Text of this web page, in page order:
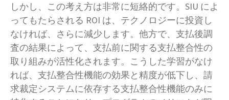
しかし、この考え方は非常に短絡的です。SIU によ
ってもたらされる ROI は、テクノロジーに投資し
なければ、さらに減少します。他方で、支払後調
査の結果によって、支払前に関する支払整合性の
取り組みが活性化されます。こうした学習がなけ
れば、支払整合性機能の効果と精度が低下し、請
求裁定システムに依存する支払整合性機能のみに